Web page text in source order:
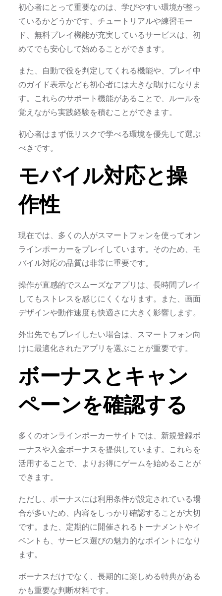
初心者にとって重要なのは、学びやすい環境が整っ
ているかどうかです。チュートリアルや練習モー
ド、無料プレイ機能が充実しているサービスは、初
めてでも安心して始めることができます。
また、自動で役を判定してくれる機能や、プレイ中
のガイド表示なども初心者には大きな助けになりま
す。これらのサポート機能があることで、ルールを
覚えながら実践経験を積むことができます。
初心者はまず低リスクで学べる環境を優先して選ぶ
べきです。
モバイル対応と操
作性
現在では、多くの人がスマートフォンを使ってオン
ラインポーカーをプレイしています。そのため、モ
バイル対応の品質は非常に重要です。
操作が直感的でスムーズなアプリは、長時間プレイ
してもストレスを感じにくくなります。また、画面
デザインや動作速度も快適さに大きく影響します。
外出先でもプレイしたい場合は、スマートフォン向
けに最適化されたアプリを選ぶことが重要です。
ボーナスとキャン
ペーンを確認する
多くのオンラインポーカーサイトでは、新規登録ボ
ーナスや入金ボーナスを提供しています。これらを
活用することで、よりお得にゲームを始めることが
できます。
ただし、ボーナスには利用条件が設定されている場
合が多いため、内容をしっかり確認することが大切
です。また、定期的に開催されるトーナメントやイ
ベントも、サービス選びの魅力的なポイントになり
ます。
ボーナスだけでなく、長期的に楽しめる特典がある
かも重要な判断材料です。